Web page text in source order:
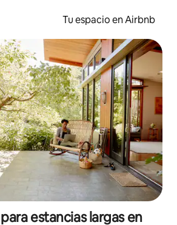
Tu espacio en Airbnb
estancias largas en